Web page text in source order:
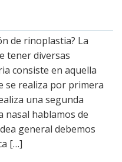
de rinoplastia? La
tener diversas
consiste en aquella
se realiza por primera
una segunda
nasal hablamos de
general debemos
[…]